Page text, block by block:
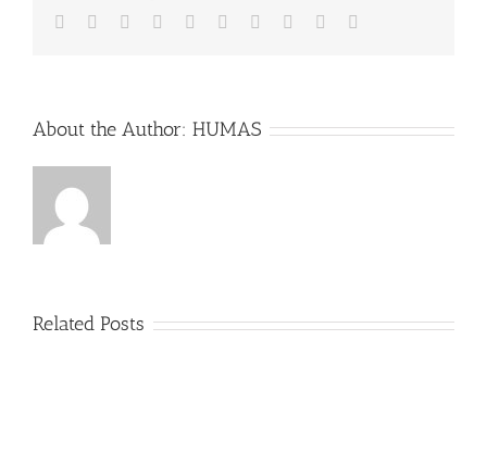
Facebook
TwitterLinkedIn
Reddit WhatsappGoogle+
TumblrPinterest
About the Author: HUMAS
Related Posts